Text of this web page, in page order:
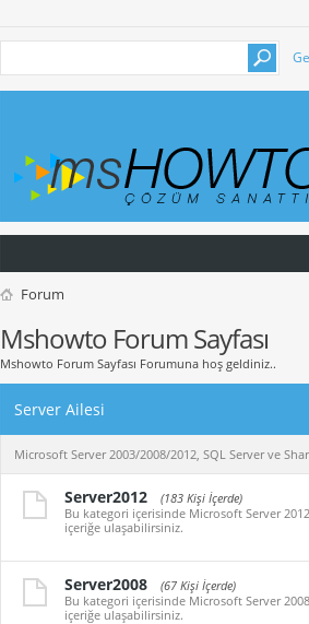
Forum
Mshowto Forum Sayfası
Mshowto Forum Sayfası Forumuna hoş geldiniz..
Server Ailesi
Microsoft Server 2003/2008/2012, SQL Server ve
Server2012
(183 Kişi İçerde)
Bu kategori içerisinde Microsoft Server
içeriğe ulaşabilirsiniz.
Server2008
(67 Kişi İçerde)
Bu kategori içerisinde Microsoft Server
içeriğe ulaşabilirsiniz.